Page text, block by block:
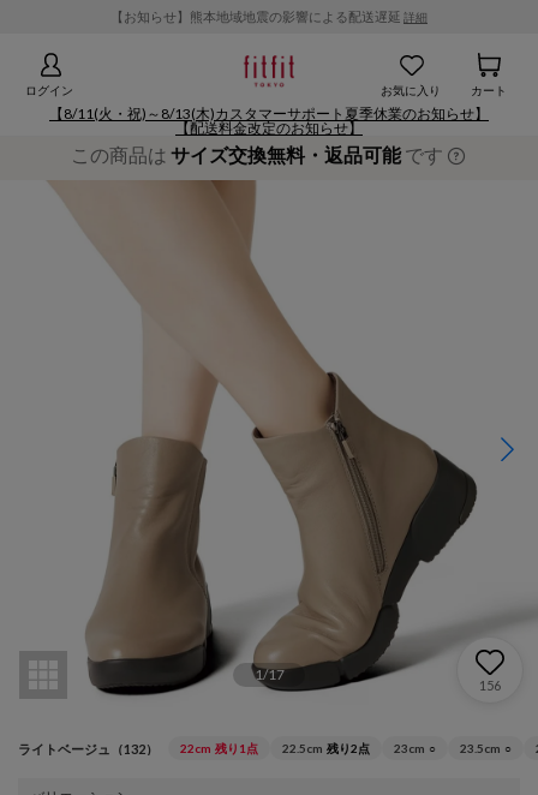
【お知らせ】熊本地域地震の影響による配送遅延 詳細
ログイン お気に入り カート
【8/11(火・祝)～8/13(木)カスタマーサポート夏季休業のお知らせ】
【配送料金改定のお知らせ】
この商品は サイズ交換無料・返品可能です
1/17
156
ライトベージュ（132） 22cm 残り1点 22.5cm 残り2点 23cm ○ 23.5cm ○